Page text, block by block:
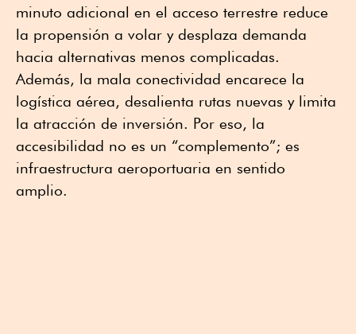
minuto adicional en el acceso terrestre reduce
la propensión a volar y desplaza demanda
hacia alternativas menos complicadas.
Además, la mala conectividad encarece la
logística aérea, desalienta rutas nuevas y limita
la atracción de inversión. Por eso, la
accesibilidad no es un “complemento”; es
infraestructura aeroportuaria en sentido
amplio.